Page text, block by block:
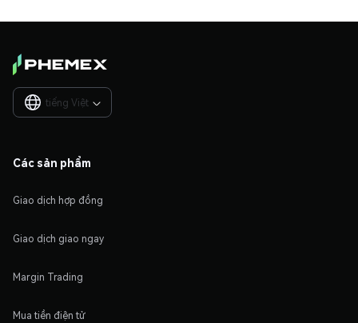
tiếng Việt 
Các sản phẩm
Giao dịch hợp đồng
Giao dịch giao ngay
Margin Trading
Mua tiền điện tử